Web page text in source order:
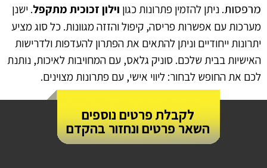
מרפסות. ניתן להזמין פתרונות כגון וילון זכוכית מתקפל. ישנן
מערכות עם אפשרות פריסה, קיפול והזזה מגוונות. כל סוג מציע
יתרונות ייחודיים וניתן להתאים את הפתרון להעדפות ולדרישות
האישיות בבית שלכם. סוניק גלאס, עם המחויבות לאיכות, נותנת
לכם את החופש לבחור: ליווי אישי, עם פתרונות מצוינים.
לקבלת פרטים נוספים
השאר פרטים ונחזור בהקדם